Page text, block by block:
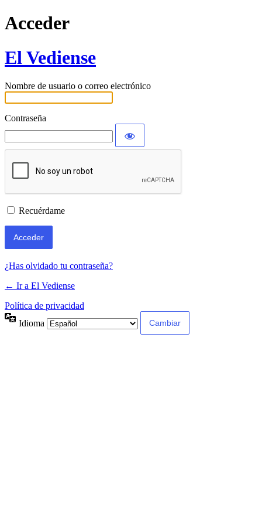
Acceder
El Vediense
Nombre de usuario o correo electrónico
Contraseña
Recuérdame
¿Has olvidado tu contraseña?
← Ir a El Vediense
Política de privacidad
Idioma